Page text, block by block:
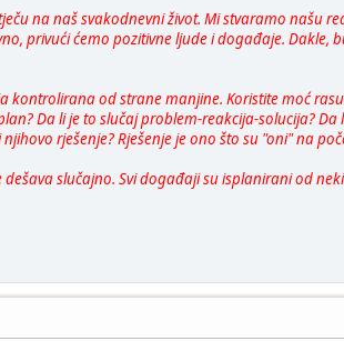
na naš svakodnevni život. Mi stvaramo našu
privući ćemo pozitivne ljude i događaje.
kontrolirana od strane manjine. Koristite moć
Da li je to slučaj problem-reakcija-solucija?
rješenje? Rješenje je ono što su "oni" na
dešava slučajno. Svi događaji su isplanirani od